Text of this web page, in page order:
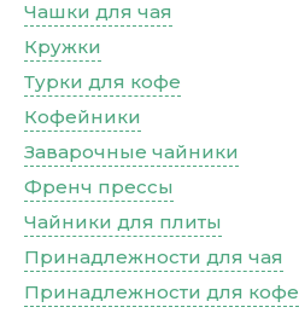
Чашки для чая
Кружки
Турки для кофе
Кофейники
Заварочные чайники
Френч прессы
Чайники для плиты
Принадлежности для чая
Принадлежности для кофе